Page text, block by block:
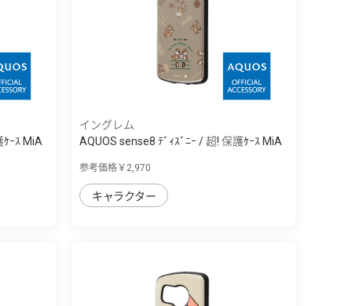
ｹｰｽ MiA
イングレム
AQUOS sense8 ﾃﾞｨｽﾞﾆｰ / 超! 保護ｹｰｽ MiA
参考価格￥2,970
キャラクター